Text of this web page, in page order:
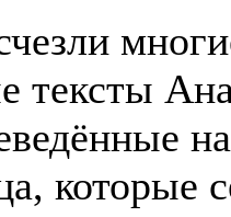
тексты
которые